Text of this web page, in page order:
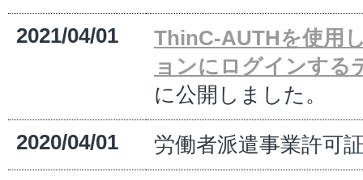
2021/04/01
ThinC-AUTHを使用
ョンにログインする
に公開しました。
2020/04/01 労働者派遣事業許可